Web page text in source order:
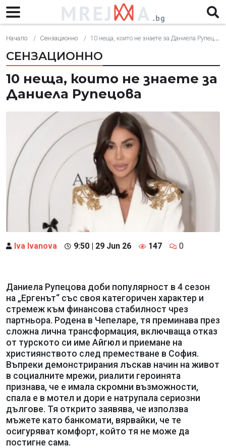
Начало Сензационно 10 неща, които не знаете за Даниела Рупецова
СЕНЗАЦИОННО
10 неща, които не знаете за
Даниела Рупецова
Iva Ivanova 9:50 | 29 Jun 26 147 0
Даниела Рупецова доби популярност в 4 сезон
на „Ергенът“ със своя категоричен характер и
стремеж към финансова стабилност чрез
партньора. Родена в Чепеларе, тя преминава през
сложна лична трансформация, включваща отказ
от турското си име Айгюл и приемане на
християнството след преместване в София.
Въпреки демонстрирания лъскав начин на живот
в социалните мрежи, риалити героинята
признава, че е имала скромни възможности,
спала е в мотел и дори е натрупала сериозни
дългове. Тя открито заявява, че използва
мъжете като банкомати, вярвайки, че те
осигуряват комфорт, който тя не може да
постигне сама.